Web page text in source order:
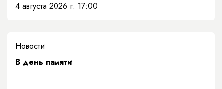
4 августа 2026 г. 17:00
Новости
​В день памяти